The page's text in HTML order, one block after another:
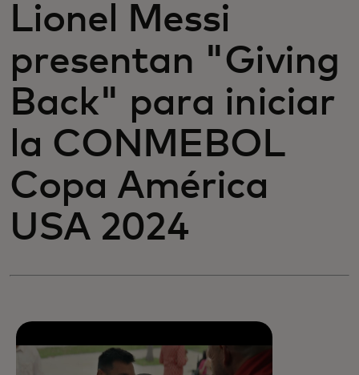
Para innovadores
Noticias y tendencias
Lionel Messi
presentan "Giving
Back" para iniciar
la CONMEBOL
Copa América
USA 2024